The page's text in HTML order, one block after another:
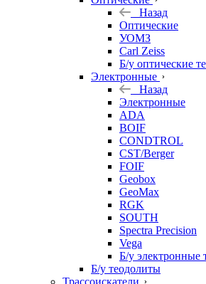
Назад
Оптические
УОМЗ
Carl Zeiss
Б/у оптические
Электронные
Назад
Электронные
ADA
BOIF
CONDTROL
CST/Berger
FOIF
Geobox
GeoMax
RGK
SOUTH
Spectra Precision
Vega
Б/у электронные
Б/у теодолиты
Трассоискатели